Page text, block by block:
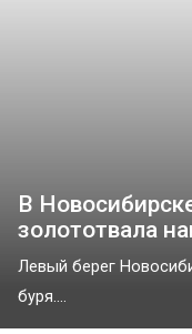
В
золототвала
Левый берег
буря....